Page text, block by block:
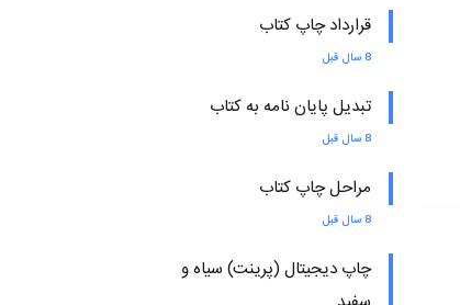
قرارداد چاپ کتاب
8 سال قبل
تبدیل پایان نامه به کتاب
8 سال قبل
مراحل چاپ کتاب
8 سال قبل
چاپ دیجیتال (پرینت) سیاه و